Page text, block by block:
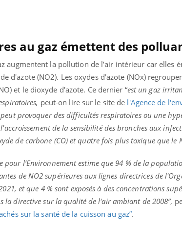
au gaz émettent des
augmentent la pollution de l’air intérieur car elles
d'azote (NO2). Les oxydes d'azote (NOx)
et le dioxyde d'azote. Ce dernier “est un gaz
peut-on lire sur le site de l'Agence de
provoquer des difficultés respiratoires ou une
de la sensibilité des bronches aux
de carbone (CO) et quatre fois plus toxique que le
pour l’Environnement estime que 94 % de la
de NO2 supérieures aux lignes directrices de
et que 4 % sont exposés à des concentrations
la directive sur la qualité de l'air ambiant de 2008”,
sur la santé de la cuisson au gaz”.